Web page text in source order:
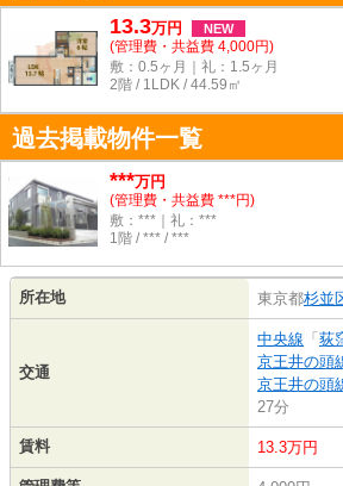
13.3万円 NEW
(管理費・共益費 4,000円)
敷：0.5ヶ月｜礼：1.5ヶ月
2階 / 1LDK / 44.59㎡
過去掲載物件一覧
***万円
(管理費・共益費 ***円)
敷：***｜礼：***
1階 / *** / ***
所在地 東京都杉並
交通
中央線 「 荻
京王井の頭
京王井の頭
27分
賃料 13.3万円